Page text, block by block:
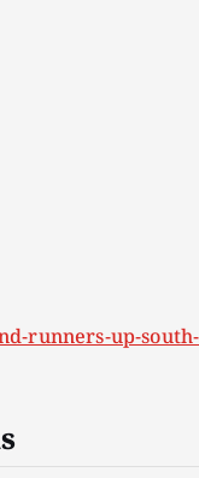
runners-up-